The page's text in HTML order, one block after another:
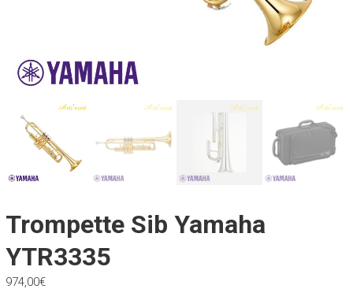
Trompette Sib Yamaha
YTR3335
974,00€